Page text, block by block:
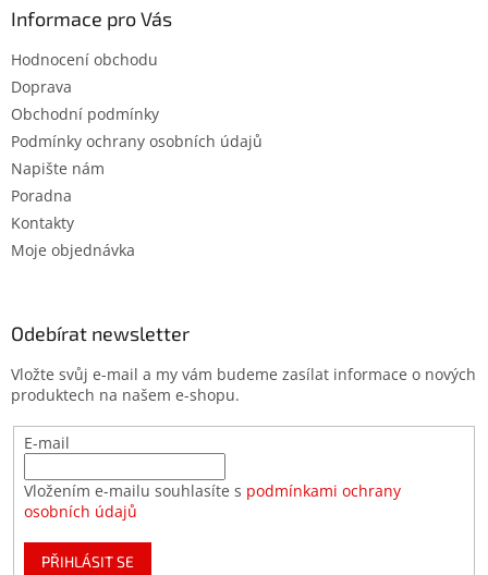
Informace pro Vás
Hodnocení obchodu
Doprava
Obchodní podmínky
Podmínky ochrany osobních údajů
Napište nám
Poradna
Kontakty
Moje objednávka
Odebírat newsletter
Vložte svůj e-mail a my vám budeme zasílat informace o nových
produktech na našem e-shopu.
E-mail
Vložením e-mailu souhlasíte s podmínkami ochrany
osobních údajů
PŘIHLÁSIT SE